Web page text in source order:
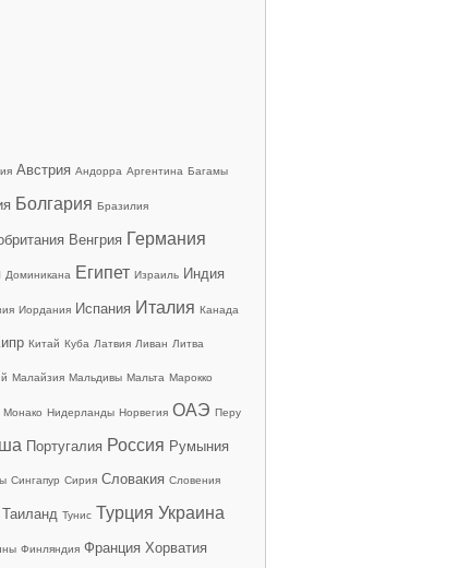
Австрия Андорра Аргентина Багамы
Болгария Бразилия
Венгрия Германия
Доминикана Египет Израиль Индия
Иордания Испания Италия Канада
Китай Куба Латвия Ливан Литва
Малайзия Мальдивы Мальта Марокко
Монако Нидерланды Норвегия ОАЭ Перу
Португалия Россия Румыния
Сингапур Сирия Словакия Словения
Таиланд Тунис Турция Украина
Финляндия Франция Хорватия